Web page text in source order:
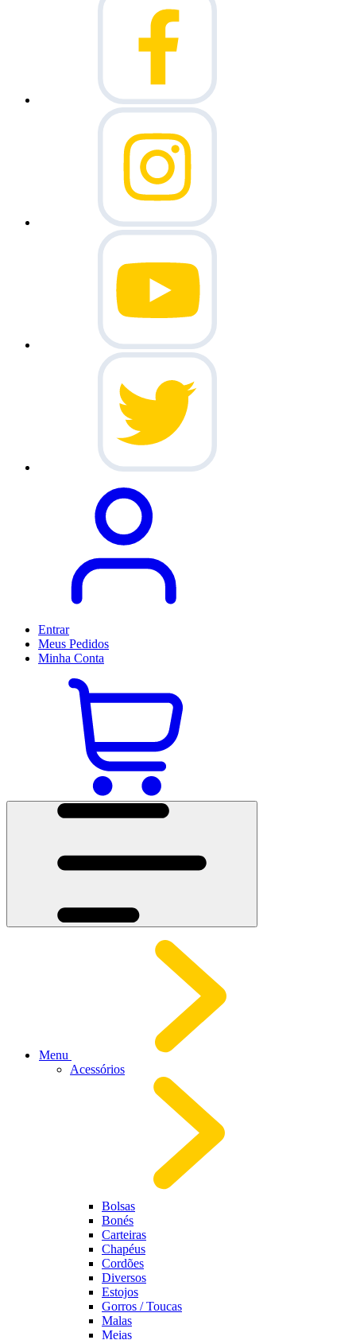
Entrar
Meus Pedidos
Minha Conta
Menu
Acessórios
Bolsas
Bonés
Carteiras
Chapéus
Cordões
Diversos
Estojos
Gorros / Toucas
Malas
Meias